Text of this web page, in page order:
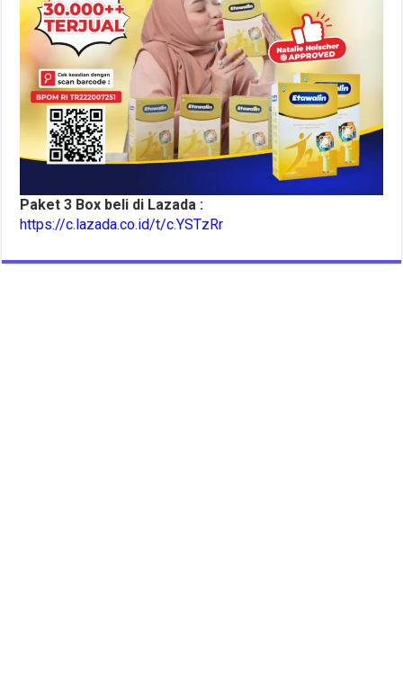
Paket 3 Box beli di Lazada :
https://c.lazada.co.id/t/c.YSTzRr